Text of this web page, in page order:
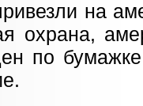
на
охрана,
по бумажке